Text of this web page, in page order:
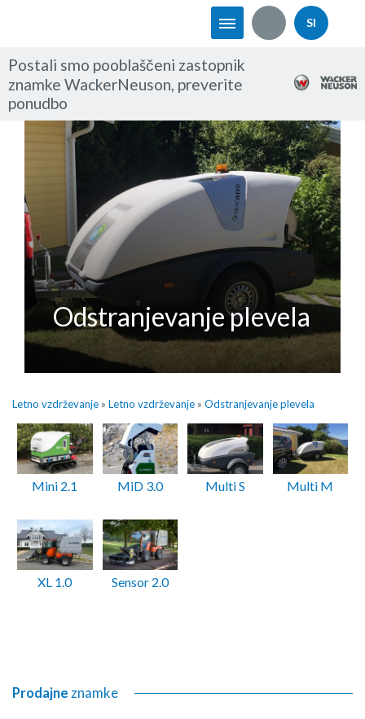
SI
Postali smo pooblaščeni zastopnik
znamke WackerNeuson, preverite
ponudbo
Odstranjevanje plevela
Letno vzdrževanje » Letno vzdrževanje » Odstranjevanje plevela
Mini 2.1 MiD 3.0 Multi S Multi M
XL 1.0 Sensor 2.0
Prodajne znamke